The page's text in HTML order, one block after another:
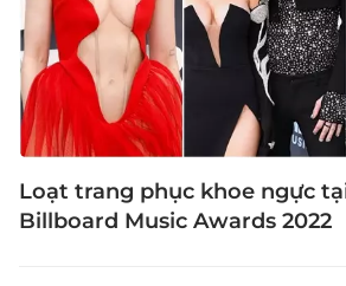
Loạt trang phục khoe ngực
Billboard Music Awards 2022